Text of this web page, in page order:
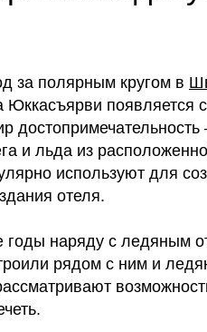
за полярным кругом в
Юккасъярви появляется
и льда из
используют для
отеля.
годы наряду с ледяным
рядом с ним и